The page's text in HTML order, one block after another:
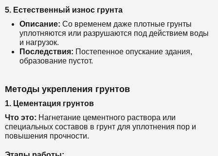
5. Естественный износ грунта
Описание: Со временем даже плотные грунты
уплотняются или разрушаются под действием воды
и нагрузок.
Последствия: Постепенное опускание здания,
образование пустот.
Методы укрепления грунтов
1. Цементация грунтов
Что это: Нагнетание цементного раствора или
специальных составов в грунт для уплотнения пор и
повышения прочности.